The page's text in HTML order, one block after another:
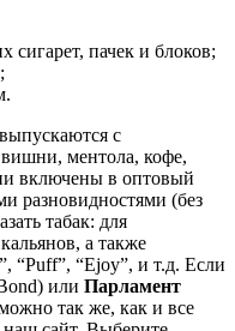
пачек и блоков;
с
ментола, кофе,
включены в оптовый
разновидностями (без
табак: для
а также
“Puff”, “Ejoy”, и т.д. Если
или Парламент
так же, как и все